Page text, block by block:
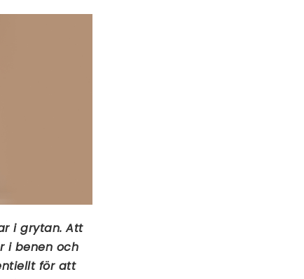
i grytan. Att
i benen och
för att